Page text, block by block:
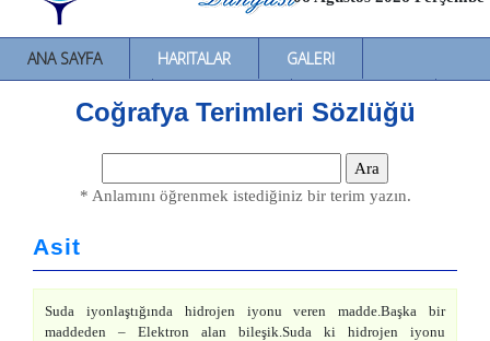
ANA SAYFA HARITALAR
GALERI
İNCELEMELER
SÖZLÜKLER İL İL TÜRKIYE
Coğrafya Terimleri Sözlüğü
* Anlamını öğrenmek istediğiniz bir terim yazın.
Asit
Suda iyonlaştığında hidrojen iyonu veren madde.Başka bir
maddeden – Elektron alan bileşik.Suda ki hidrojen iyonu